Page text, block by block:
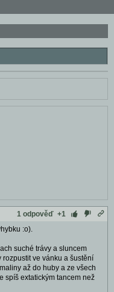
1 odpověď +1
:o).
suché trávy a sluncem
ve vánku a šustění
až do huby a ze všech
spíš extatickým tancem než